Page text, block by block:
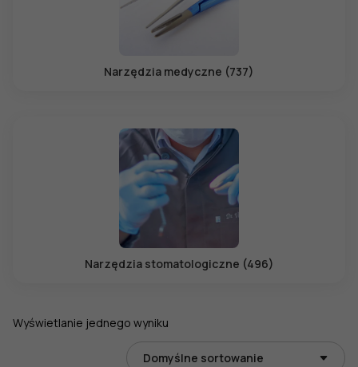
Narzędzia medyczne (737)
Narzędzia stomatologiczne (496)
Wyświetlanie jednego wyniku